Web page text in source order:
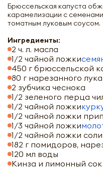
Брюссельская капуста
карамелизации с
томатным луковым соусом.
Ингредиенты:
2 ч. л. масла
1/2 чайной ложки
450 г брюссельской
80 г нарезанного лука
2 зубчика чеснока
1/2 зеленого перца
1/2 чайной ложки
1/2 чайной ложки
1/3 чайной ложки
1/2 чайной ложки соли
182 г помидоров,
120 мл воды
Кинза и лимонный